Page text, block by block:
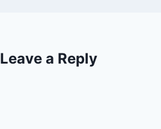
Leave a Reply